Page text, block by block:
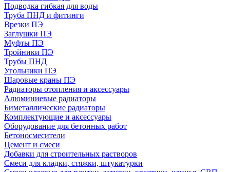
Подводка гибкая для воды
Труба ПНД и фитинги
Врезки ПЭ
Заглушки ПЭ
Муфты ПЭ
Тройники ПЭ
Трубы ПНД
Угольники ПЭ
Шаровые краны ПЭ
Радиаторы отопления и аксессуары
Алюминиевые радиаторы
Биметаллические радиаторы
Комплектующие и аксессуары
Оборудование для бетонных работ
Бетоносмесители
Цемент и смеси
Добавки для строительных растворов
Смеси для кладки, стяжки, штукатурки